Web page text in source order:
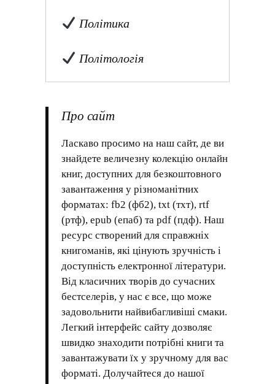
Політика
Політологія
Про сайт
Ласкаво просимо на наш сайт, де ви
знайдете величезну колекцію онлайн
книг, доступних для безкоштовного
завантаження у різноманітних
форматах: fb2 (фб2), txt (тхт), rtf
(ртф), epub (епаб) та pdf (пдф). Наш
ресурс створений для справжніх
книгоманів, які цінують зручність і
доступність електронної літератури.
Від класичних творів до сучасних
бестселерів, у нас є все, що може
задовольнити найвибагливіші смаки.
Легкий інтерфейс сайту дозволяє
швидко знаходити потрібні книги та
завантажувати їх у зручному для вас
форматі. Долучайтеся до нашої